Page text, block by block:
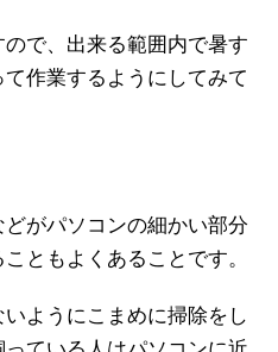
で、出来る範囲内で暑す
作業するようにしてみて
がパソコンの細かい部分
ともよくあることです。
ようにこまめに掃除をし